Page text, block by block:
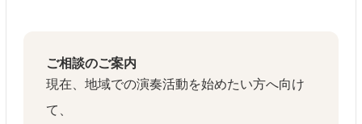
ご相談のご案内
現在、地域での演奏活動を始めたい方へ向け
て、